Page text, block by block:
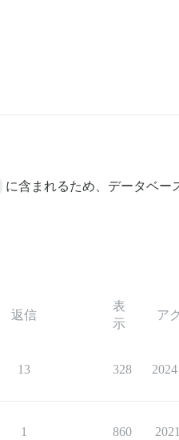
に含まれるため、データベー
返信
表
示
ア
13 328
1 860